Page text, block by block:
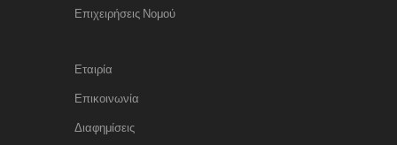
Επιχειρήσεις Νομού
Εταιρία
Επικοινωνία
Διαφημίσεις